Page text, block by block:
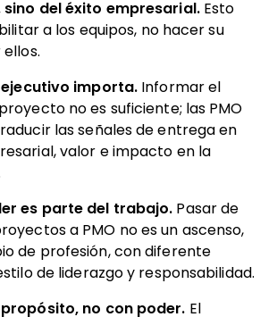
del éxito empresarial.Esto
a los equipos, no hacer su
ejecutivo importa. Informar el
no es suficiente; las PMO
las señales de entrega en
valor e impacto en la
es parte del trabajo. Pasar de
a PMO no es un ascenso,
de profesión, con diferente
de liderazgo y responsabilidad.
no con poder. El